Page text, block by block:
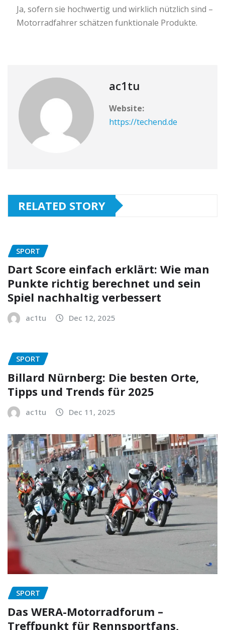
Ja, sofern sie hochwertig und wirklich nützlich sind –
Motorradfahrer schätzen funktionale Produkte.
ac1tu
Website:
https://techend.de
RELATED STORY
SPORT
Dart Score einfach erklärt: Wie man
Punkte richtig berechnet und sein
Spiel nachhaltig verbessert
ac1tu Dec 12, 2025
SPORT
Billard Nürnberg: Die besten Orte,
Tipps und Trends für 2025
ac1tu Dec 11, 2025
SPORT
Das WERA-Motorradforum –
Treffpunkt für Rennsportfans,